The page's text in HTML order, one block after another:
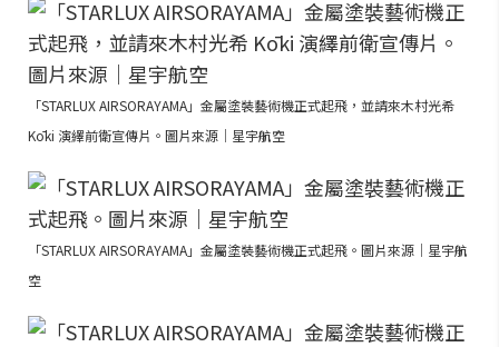
「STARLUX AIRSORAYAMA」金屬塗裝藝術機正式起飛，並請來木村光希
Kōki 演繹前衛宣傳片。圖片來源｜星宇航空
「STARLUX AIRSORAYAMA」金屬塗裝藝術機正式起飛。圖片來源｜星宇航
空